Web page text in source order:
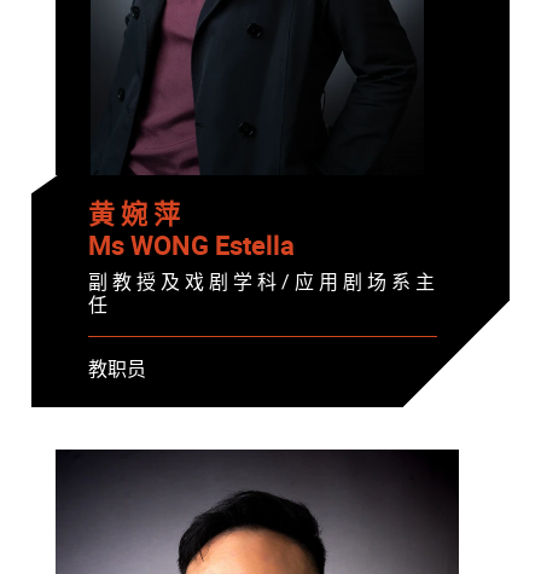
黄 婉 萍
Ms WONG Estella
副 教 授 及 戏 剧 学 科 / 应 用 剧 场 系 主
任
教职员